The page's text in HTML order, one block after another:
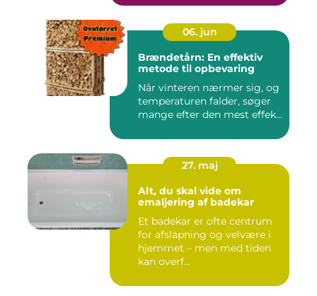
06. jun
Brændetårn: En effektiv
metode til opbevaring
Når vinteren nærmer sig, og
temperaturen falder, søger
mange efter den mest effek...
27. maj
Alt, du skal vide om
emaljering af badekar
Et badekar er ofte centrum
for afslapning og velvære i
hjemmet – men med tiden
kan overf...